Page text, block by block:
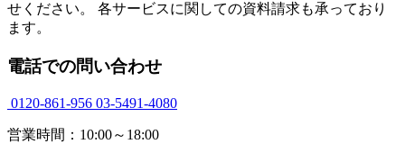
せください。 各サービスに関しての資料請求も承っており
ます。
電話での問い合わせ
0120-861-956 03-5491-4080
営業時間：10:00～18:00